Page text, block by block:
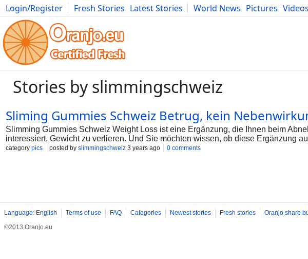
Login/Register Fresh Stories Latest Stories World News Pictures Videos
Photography Comics Bulgaria Fitness Food Literature Developers Blog
Stories by slimmingschweiz
Sliming Gummies Schweiz Betrug, kein
Slimming Gummies Schweiz Weight Loss ist eine Ergänzung, die Ihnen beim
interessiert, Gewicht zu verlieren. Und Sie möchten wissen, ob diese Ergänzung
Sie hier? Nun, wenn es um Diätpillen geht, ist diese ziemlich beeindruckend.
category pics posted by slimmingschweiz 3 years ago 0 comments
Language: English Terms of use FAQ Categories Newest stories Fresh stories Oranjo share
©2013 Oranjo.eu